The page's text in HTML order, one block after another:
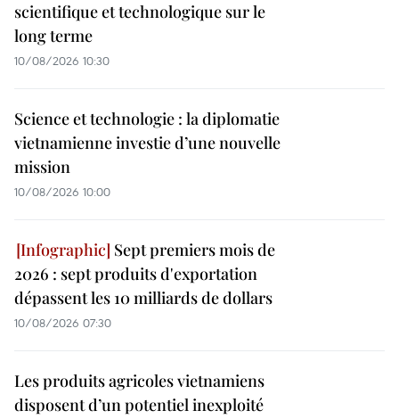
scientifique et technologique sur le
long terme
10/08/2026 10:30
Science et technologie : la diplomatie
vietnamienne investie d’une nouvelle
mission
10/08/2026 10:00
Sept premiers mois de
2026 : sept produits d'exportation
dépassent les 10 milliards de dollars
10/08/2026 07:30
Les produits agricoles vietnamiens
disposent d’un potentiel inexploité